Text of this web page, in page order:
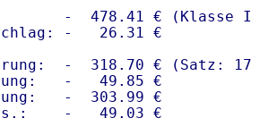
-  478.41 € (Klasse I)
-   26.31 €
-  318.70 € (Satz:
-   49.85 €
-  303.99 €
-   49.03 €